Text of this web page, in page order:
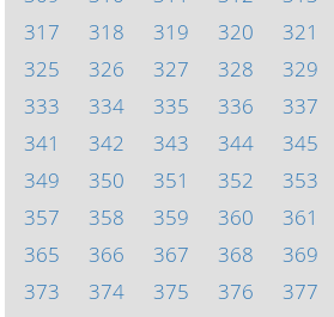
317
318 319 320 321
325
326 327 328 329
333
334 335 336 337
341
342 343 344 345
349
350 351 352 353
357
358 359 360 361
365
366 367 368 369
373
374 375 376 377